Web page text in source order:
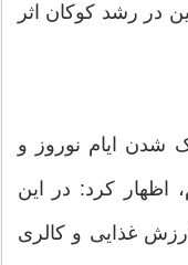
در رشد کوکان اثر
شدن ایام نوروز و
اظهار کرد: در این
غذایی و کالری